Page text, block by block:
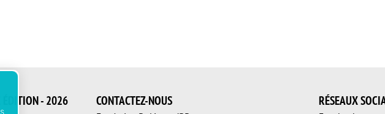
ÉDITION - 2026
CONTACTEZ-NOUS
RÉSEAUX